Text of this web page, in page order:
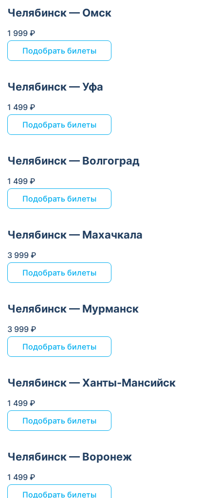
Челябинск — Омск
1 999 ₽
Подобрать билеты
Челябинск — Уфа
1 499 ₽
Подобрать билеты
Челябинск — Волгоград
1 499 ₽
Подобрать билеты
Челябинск — Махачкала
3 999 ₽
Подобрать билеты
Челябинск — Мурманск
3 999 ₽
Подобрать билеты
Челябинск — Ханты-Мансийск
1 499 ₽
Подобрать билеты
Челябинск — Воронеж
1 499 ₽
Подобрать билеты